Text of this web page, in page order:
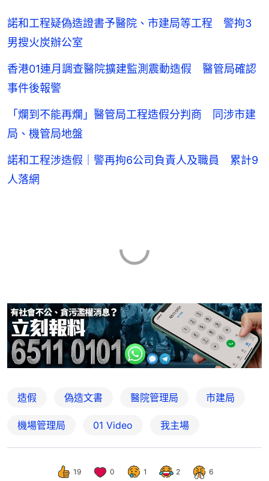
諾和工程疑偽造證書予醫院、市建局等工程 警拘3
男搜火炭辦公室
香港01連月調查醫院擴建監測震動造假 醫管局確認
事件後報警
「爛到不能再爛」醫管局工程造假分判商 同涉市建
局、機管局地盤
諾和工程涉造假｜警再拘6公司負責人及職員 累計9
人落網
造假 偽造文書 醫院管理局 市建局
機場管理局 01 Video 我主場
19 0 1 2 6